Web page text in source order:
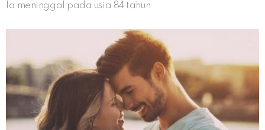
Ia meninggal pada usia 84 tahun